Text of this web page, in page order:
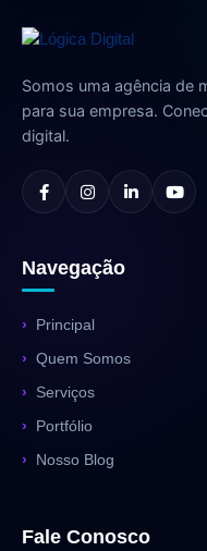
Somos uma agência de
para sua empresa.
digital.
Navegação
Principal
Quem Somos
Serviços
Portfólio
Nosso Blog
Fale Conosco